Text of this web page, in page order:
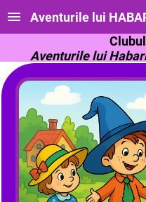
Aventurile lui
Aventurile lui